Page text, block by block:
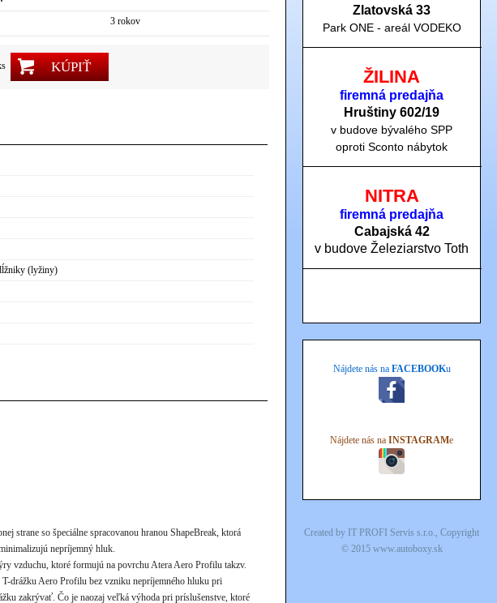
3 rokov
KÚPIŤ
(lyžiny)
strane so špeciálne spracovanou hranou ShapeBreak, ktorá
nepríjemný hluk.
vzduchu, ktoré formujú na povrchu Atera Aero Profilu takzv.
drážku Aero Profilu bez vzniku nepríjemného hluku pri
zakrývať. Čo je naozaj veľká výhoda pri príslušenstve, ktoré
Zlatovská 33
Park ONE - areál VODEKO
ŽILINA
firemná predajňa
Hruštiny 602/19
v budove bývalého SPP
oproti Sconto nábytok
NITRA
firemná predajňa
Cabajská 42
v budove Železiarstvo Toth
Nájdete nás na FACEBOOKu
Nájdete nás na INSTAGRAMe
Created by IT PROFI Servis s.r.o., Copyright
© 2015 www.autoboxy.sk